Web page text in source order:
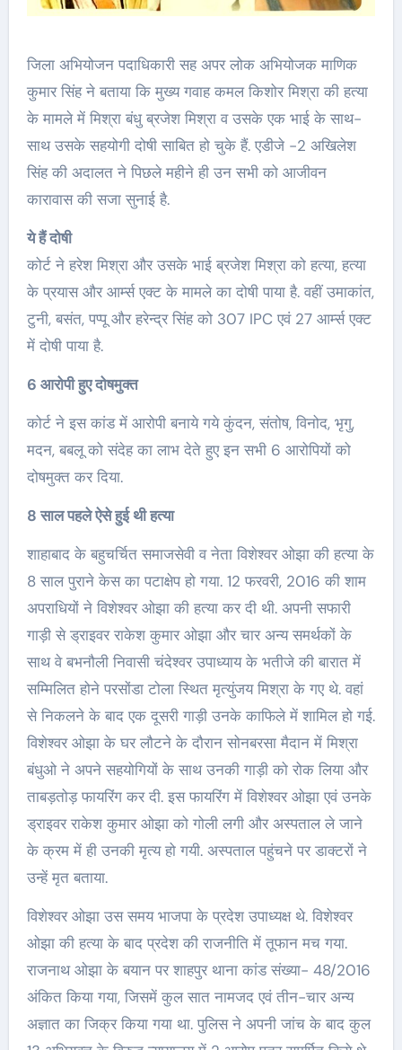
जिला अभियोजन पदाधिकारी सह अपर लोक अभियोजक माणिक
कुमार सिंह ने बताया कि मुख्य गवाह कमल किशोर मिश्रा की हत्या
के मामले में मिश्रा बंधु ब्रजेश मिश्रा व उसके एक भाई के साथ-
साथ उसके सहयोगी दोषी साबित हो चुके हैं. एडीजे -2 अखिलेश
सिंह की अदालत ने पिछले महीने ही उन सभी को आजीवन
कारावास की सजा सुनाई है.
ये हैं दोषी
कोर्ट ने हरेश मिश्रा और उसके भाई ब्रजेश मिश्रा को हत्या, हत्या
के प्रयास और आर्म्स एक्ट के मामले का दोषी पाया है. वहीं उमाकांत,
टुनी, बसंत, पप्पू और हरेन्द्र सिंह को 307 IPC एवं 27 आर्म्स एक्ट
में दोषी पाया है.
6 आरोपी हुए दोषमुक्त
कोर्ट ने इस कांड में आरोपी बनाये गये कुंदन, संतोष, विनोद, भृगु,
मदन, बबलू को संदेह का लाभ देते हुए इन सभी 6 आरोपियों को
दोषमुक्त कर दिया.
8 साल पहले ऐसे हुई थी हत्या
शाहाबाद के बहुचर्चित समाजसेवी व नेता विशेश्वर ओझा की हत्या के
8 साल पुराने केस का पटाक्षेप हो गया. 12 फरवरी, 2016 की शाम
अपराधियों ने विशेश्वर ओझा की हत्या कर दी थी. अपनी सफारी
गाड़ी से ड्राइवर राकेश कुमार ओझा और चार अन्य समर्थकों के
साथ वे बभनौली निवासी चंदेश्वर उपाध्याय के भतीजे की बारात में
सम्मिलित होने परसोंडा टोला स्थित मृत्युंजय मिश्रा के गए थे. वहां
से निकलने के बाद एक दूसरी गाड़ी उनके काफिले में शामिल हो गई.
विशेश्वर ओझा के घर लौटने के दौरान सोनबरसा मैदान में मिश्रा
बंधुओ ने अपने सहयोगियों के साथ उनकी गाड़ी को रोक लिया और
ताबड़तोड़ फायरिंग कर दी. इस फायरिंग में विशेश्वर ओझा एवं उनके
ड्राइवर राकेश कुमार ओझा को गोली लगी और अस्पताल ले जाने
के क्रम में ही उनकी मृत्य हो गयी. अस्पताल पहुंचने पर डाक्टरों ने
उन्हें मृत बताया.
विशेश्वर ओझा उस समय भाजपा के प्रदेश उपाध्यक्ष थे. विशेश्वर
ओझा की हत्या के बाद प्रदेश की राजनीति में तूफान मच गया.
राजनाथ ओझा के बयान पर शाहपुर थाना कांड संख्या- 48/2016
अंकित किया गया, जिसमें कुल सात नामजद एवं तीन-चार अन्य
अज्ञात का जिक्र किया गया था. पुलिस ने अपनी जांच के बाद कुल